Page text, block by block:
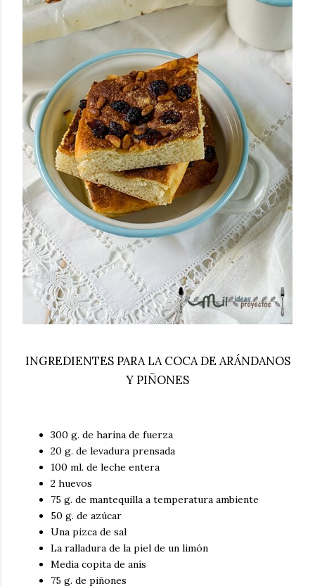
INGREDIENTES PARA LA COCA DE ARÁNDANOS
Y PIÑONES
300 g. de harina de fuerza
20 g. de levadura prensada
100 ml. de leche entera
2 huevos
75 g. de mantequilla a temperatura ambiente
50 g. de azúcar
Una pizca de sal
La ralladura de la piel de un limón
Media copita de anís
75 g. de piñones